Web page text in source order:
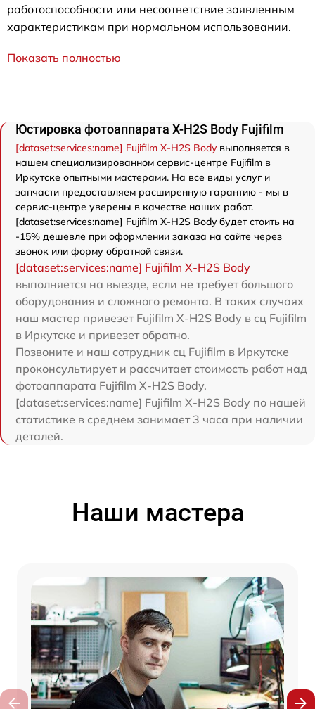
работоспособности или несоответствие заявленным
характеристикам при нормальном использовании.
Показать полностью
Юстировка фотоаппарата X-H2S Body Fujifilm
[dataset:services:name] Fujifilm X-H2S Bodyвыполняется в
нашем специализированном сервис-центре Fujifilm в
Иркутске опытными мастерами. На все виды услуг и
запчасти предоставляем расширенную гарантию - мы в
сервис-центре уверены в качестве наших работ.
[dataset:services:name] Fujifilm X-H2S Body будет стоить на
-15% дешевле при оформлении заказа на сайте через
звонок или форму обратной связи.
[dataset:services:name] Fujifilm X-H2S Body
выполняется на выезде, если не требует большого
оборудования и сложного ремонта. В таких случаях
наш мастер привезет Fujifilm X-H2S Body в сц Fujifilm
в Иркутске и привезет обратно.
Позвоните и наш сотрудник сц Fujifilm в Иркутске
проконсультирует и рассчитает стоимость работ над
фотоаппарата Fujifilm X-H2S Body.
[dataset:services:name] Fujifilm X-H2S Body по нашей
статистике в среднем занимает 3 часа при наличии
деталей.
Наши мастера